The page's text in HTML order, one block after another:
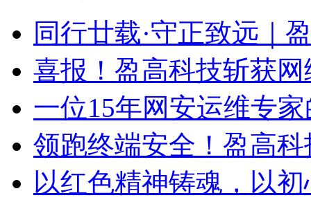
同行廿载·守正致远｜
喜报！盈高科技斩获
一位15年网安运维专
领跑终端安全！盈高
以红色精神铸魂，以